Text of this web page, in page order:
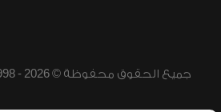
جميع الحقوق محفوظة © 2026 - 1998 لشبكة إسلام ويب